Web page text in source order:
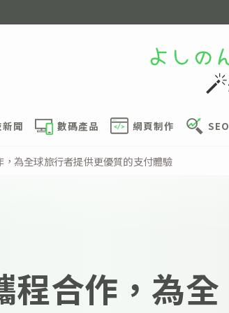
聞 數碼產品 網頁制作 SEO
為全球旅行者提供更優質的支付體驗
程合作，為全